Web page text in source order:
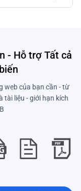
- Hỗ trợ Tất cả
web của bạn cần - từ
tài liệu - giới hạn kích